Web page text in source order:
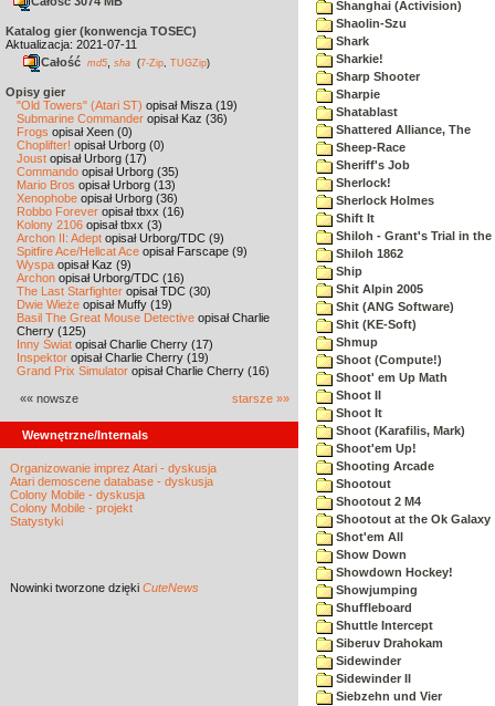
Katalog gier (konwencja TOSEC)
Aktualizacja: 2021-07-11
Całość md5 sha (7-Zip TUGZip)
Opisy gier
"Old Towers" (Atari ST) opisał Misza (19)
Submarine Commander opisał Kaz (36)
Frogs opisał Xeen (0)
Choplifter! opisał Urborg (0)
Joust opisał Urborg (17)
Commando opisał Urborg (35)
Mario Bros opisał Urborg (13)
Xenophobe opisał Urborg (36)
Robbo Forever opisał tbxx (16)
Kolony 2106 opisał tbxx (3)
Archon II: Adept opisał Urborg/TDC (9)
Spitfire Ace/Hellcat Ace opisał Farscape (9)
Wyspa opisał Kaz (9)
Archon opisał Urborg/TDC (16)
The Last Starfighter opisał TDC (30)
Dwie Wieże opisał Muffy (19)
Basil The Great Mouse Detective opisał Charlie
Cherry (125)
Inny Świat opisał Charlie Cherry (17)
Inspektor opisał Charlie Cherry (19)
Grand Prix Simulator opisał Charlie Cherry (16)
«« nowsze starsze »»
Wewnętrzne/Internals
Organizowanie imprez Atari - dyskusja
Atari demoscene database - dyskusja
Colony Mobile - dyskusja
Colony Mobile - projekt
Statystyki
Nowinki tworzone dzięki CuteNews
Shanghai (Activision)
Shaolin-Szu
Shark
Sharkie!
Sharp Shooter
Sharpie
Shatablast
Shattered Alliance, The
Sheep-Race
Sheriff's Job
Sherlock!
Sherlock Holmes
Shift It
Shiloh - Grant's Trial in the
Shiloh 1862
Ship
Shit Alpin 2005
Shit (ANG Software)
Shit (KE-Soft)
Shmup
Shoot (Compute!)
Shoot' em Up Math
Shoot II
Shoot It
Shoot (Karafilis, Mark)
Shoot'em Up!
Shooting Arcade
Shootout
Shootout 2 M4
Shootout at the Ok Galaxy
Shot'em All
Show Down
Showdown Hockey!
Showjumping
Shuffleboard
Shuttle Intercept
Siberuv Drahokam
Sidewinder
Sidewinder II
Siebzehn und Vier